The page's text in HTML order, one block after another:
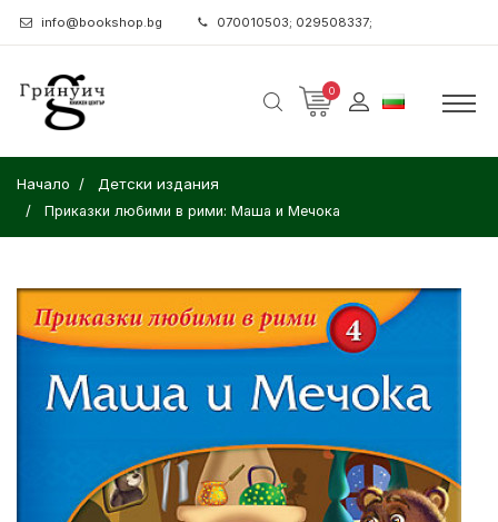
info@bookshop.bg 070010503; 029508337;
0
Начало Детски издания
Приказки любими в рими: Маша и Мечока